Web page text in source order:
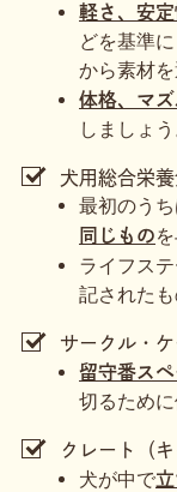
軽さ、安
どを基準
から素材を
体格、マ
しましょう
犬用総合栄
最初のう
同じもの
ライフス
記されたも
サークル・ケ
留守番ス
切るために
クレート（
犬が中で